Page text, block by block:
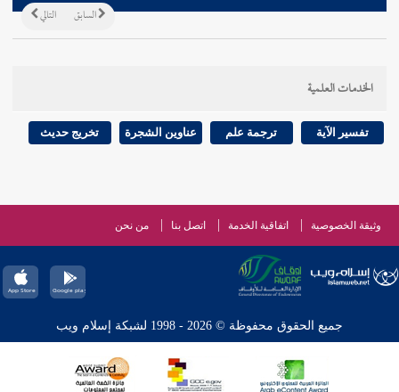
التالي السابق
الخدمات العلمية
تفسير الآية ترجمة علم عناوين الشجرة تخريج حديث
وثيقة الخصوصية اتفاقية الخدمة اتصل بنا من نحن
جميع الحقوق محفوظة © 2026 - 1998 لشبكة إسلام ويب